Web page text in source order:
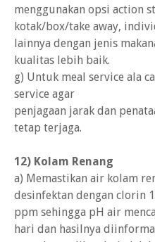
menggunakan opsi action
kotak/box/take away,
lainnya dengan jenis
kualitas lebih baik.
g) Untuk meal service ala
service agar
penjagaan jarak dan
tetap terjaga.
12) Kolam Renang
a) Memastikan air kolam
desinfektan dengan clorin
ppm sehingga pH air
hari dan hasilnya